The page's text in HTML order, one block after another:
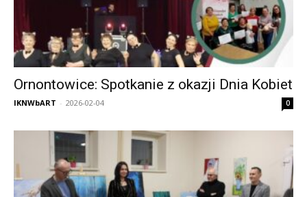
Ornontowice: Spotkanie z okazji Dnia Kobiet
IKNWbART - 2026-02-04 0